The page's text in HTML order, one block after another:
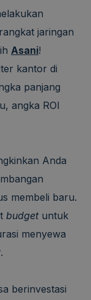
jaringan
Asani!
kantor di
panjang
angka ROI
Anda
membeli baru.
budget untuk
menyewa
berinvestasi